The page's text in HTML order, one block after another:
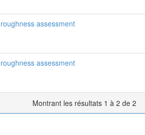
assessment
assessment
Montrant les résultats 1 à 2 de 2